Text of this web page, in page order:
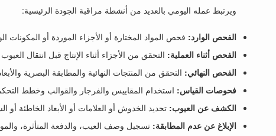
ويرتبط عمله اليومي بالعديد من أنشطة مراقبة الجودة الرئيسية:
الفحص الوارد: فحص المواد المختارة أو الأجزاء الموردة أو المكونات
الفحص أثناء العملية: التحقق من الأجزاء أثناء الإنتاج قبل انتقال العيوب
الفحص النهائي: التحقق من المنتجات النهائية والمطابقة البصرية
فحوصات القياس: استخدام المقاييس والفرجار والقوالب وخطط
الكشف عن العيوب: تحديد الخدوش أو العلامات أو الأبعاد الخاطئة أو
الإبلاغ عن عدم المطابقة: تسجيل وصف العيب، والدفعة المتأثرة،